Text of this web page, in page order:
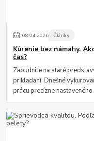
08.04.2026 Články
Kúrenie bez námahy.
čas?
Zabudnite na staré
prikladaní. Dnešné
prácu precízne